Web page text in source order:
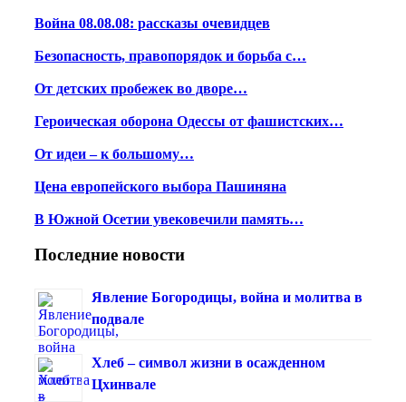
Война 08.08.08: рассказы очевидцев
Безопасность, правопорядок и борьба с…
От детских пробежек во дворе…
Героическая оборона Одессы от фашистских…
От идеи – к большому…
Цена европейского выбора Пашиняна
В Южной Осетии увековечили память…
Последние новости
Явление Богородицы, война и молитва в
подвале
Хлеб – символ жизни в осажденном
Цхинвале